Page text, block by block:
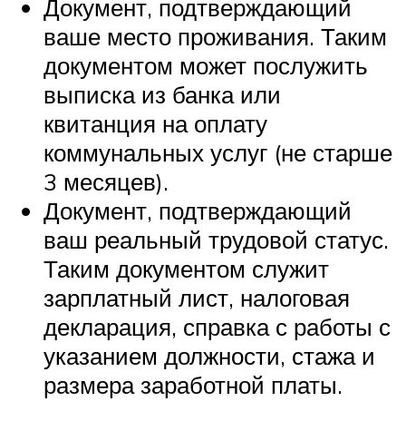
Документ, подтверждающий
ваше место проживания. Таким
документом может послужить
выписка из банка или
квитанция на оплату
коммунальных услуг (не старше
3 месяцев).
Документ, подтверждающий
ваш реальный трудовой статус.
Таким документом служит
зарплатный лист, налоговая
декларация, справка с работы с
указанием должности, стажа и
размера заработной платы.